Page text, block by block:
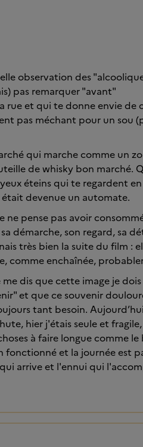
observation des
pas remarquer "avant"
rue et qui te donne envie de
pas méchant pour un sou
qui marche comme un
de whisky bon marché.
éteins qui te regardent
était devenue un automate.
ne pense pas avoir
démarche, son regard, sa
très bien la suite du film :
comme enchaînée,
dis que cette image je
et que ce souvenir
tant besoin.
hier j'étais seule et
à faire longue comme le
et la journée est
arrive et l'ennui qui